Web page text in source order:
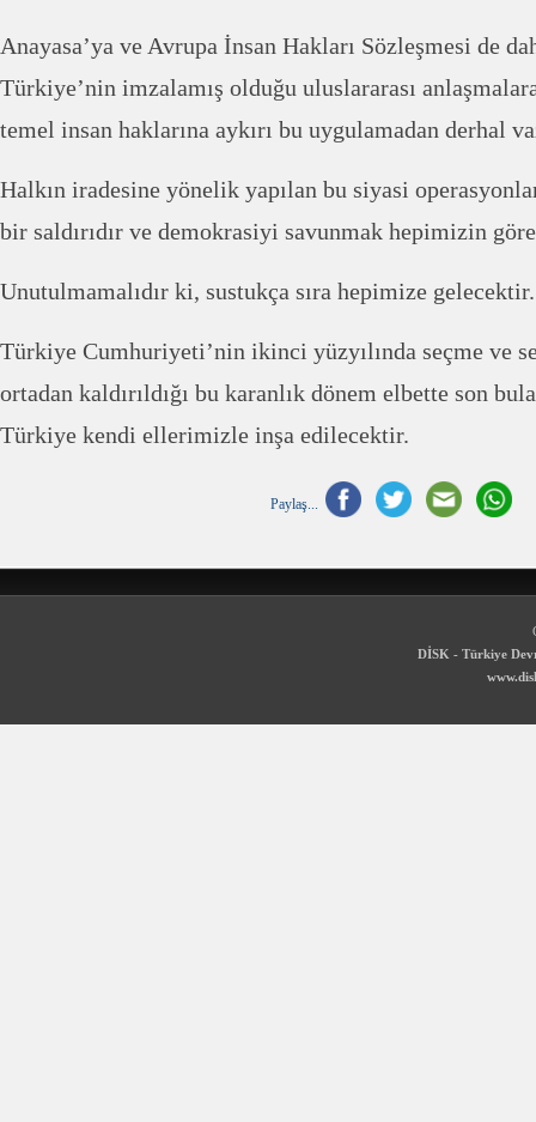
Anayasa’ya ve Avrupa İnsan Hakları Sözleşmesi de
Türkiye’nin imzalamış olduğu uluslararası
temel insan haklarına aykırı bu uygulamadan derhal
Halkın iradesine yönelik yapılan bu siyasi
bir saldırıdır ve demokrasiyi savunmak hepimizin
Unutulmamalıdır ki, sustukça sıra hepimize gelecektir.
Türkiye Cumhuriyeti’nin ikinci yüzyılında seçme ve
ortadan kaldırıldığı bu karanlık dönem elbette son
Türkiye kendi ellerimizle inşa edilecektir.
Paylaş...
DİSK - Türkiye